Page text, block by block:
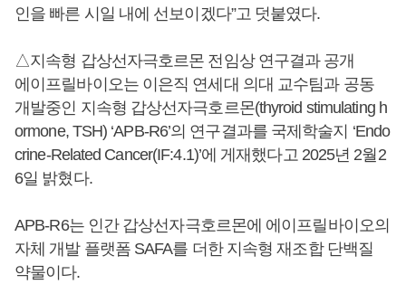
인을 빠른 시일 내에 선보이겠다”고 덧붙였다.
△지속형 갑상선자극호르몬 전임상 연구결과 공개
에이프릴바이오는 이은직 연세대 의대 교수팀과 공동
개발중인 지속형 갑상선자극호르몬(thyroid stimulating h
ormone, TSH) ‘APB-R6’의 연구결과를 국제학술지 ‘Endo
crine-Related Cancer(IF:4.1)’에 게재했다고 2025년 2월2
6일 밝혔다.
APB-R6는 인간 갑상선자극호르몬에 에이프릴바이오의
자체 개발 플랫폼 SAFA를 더한 지속형 재조합 단백질
약물이다.